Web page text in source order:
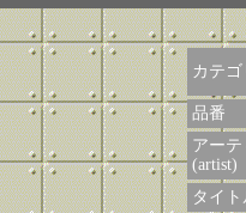
カテゴ
品番
アーテ
(artist)
タイ